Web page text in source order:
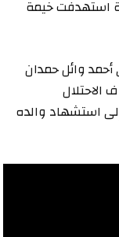
استهدفت خيمة
وائل حمدان
الاحتلال
استشهاد والده